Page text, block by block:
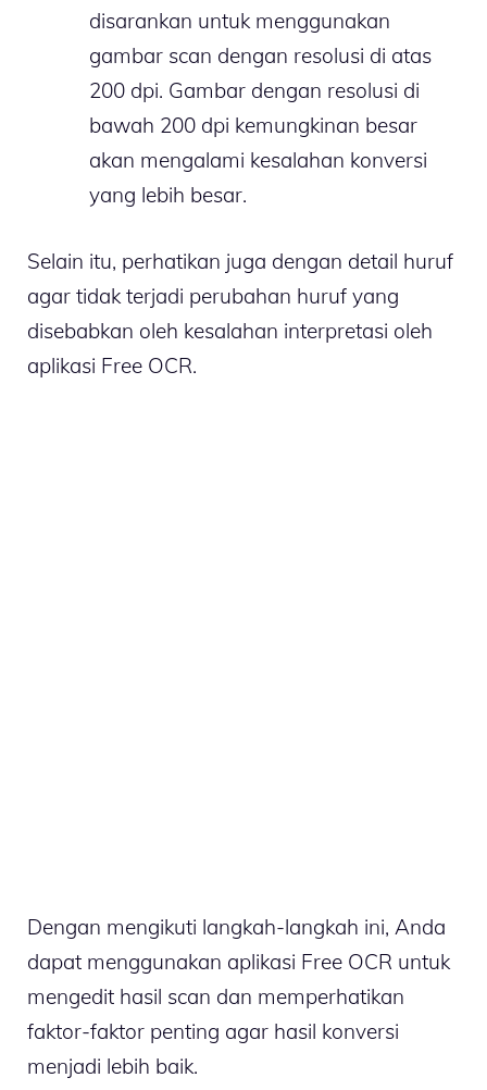
disarankan untuk menggunakan
gambar scan dengan resolusi di atas
200 dpi. Gambar dengan resolusi di
bawah 200 dpi kemungkinan besar
akan mengalami kesalahan konversi
yang lebih besar.
Selain itu, perhatikan juga dengan detail huruf
agar tidak terjadi perubahan huruf yang
disebabkan oleh kesalahan interpretasi oleh
aplikasi Free OCR.
Dengan mengikuti langkah-langkah ini, Anda
dapat menggunakan aplikasi Free OCR untuk
mengedit hasil scan dan memperhatikan
faktor-faktor penting agar hasil konversi
menjadi lebih baik.